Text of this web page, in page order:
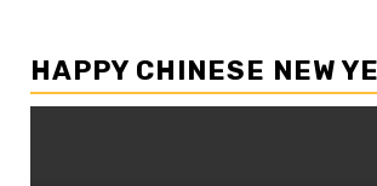
HAPPY CHINESE NEW